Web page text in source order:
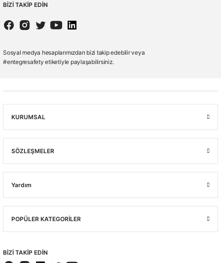
BİZİ TAKİP EDİN
Sosyal medya hesaplarımızdan bizi takip edebilir veya
#entegresafety etiketiyle paylaşabilirsiniz.
KURUMSAL
SÖZLEŞMELER
Yardım
POPÜLER KATEGORİLER
BİZİ TAKİP EDİN